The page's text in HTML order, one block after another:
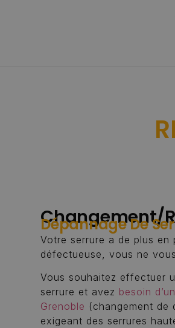
Changement/
Dépannage De
Votre serrure a de plus en
défectueuse, vous ne
Vous souhaitez effectuer
serrure et avez besoin
Grenoble (changement de
exigeant des serrures